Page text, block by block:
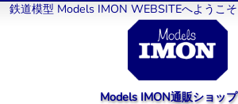
鉄道模型 Models IMON WEBSITEへようこそ
Models IMON通販ショップ